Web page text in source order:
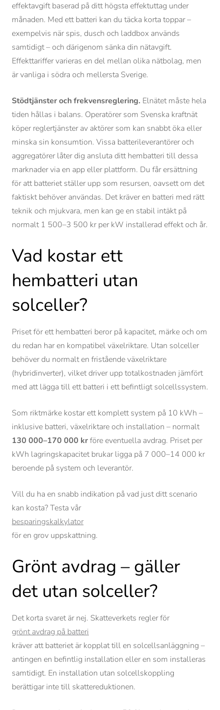
effektavgift baserad på ditt högsta effektuttag under
månaden. Med ett batteri kan du täcka korta toppar –
exempelvis när spis, dusch och laddbox används
samtidigt – och därigenom sänka din nätavgift.
Effekttariffer varieras en del mellan olika nätbolag, men
är vanliga i södra och mellersta Sverige.
Stödtjänster och frekvensreglering. Elnätet måste hela
tiden hållas i balans. Operatörer som Svenska kraftnät
köper reglertjänster av aktörer som kan snabbt öka eller
minska sin konsumtion. Vissa batterileverantörer och
aggregatörer låter dig ansluta ditt hembatteri till dessa
marknader via en app eller plattform. Du får ersättning
för att batteriet ställer upp som resursen, oavsett om det
faktiskt behöver användas. Det kräver en batteri med rätt
teknik och mjukvara, men kan ge en stabil intäkt på
normalt 1 500–3 500 kr per kW installerad effekt och år.
Vad kostar ett
hembatteri utan
solceller?
Priset för ett hembatteri beror på kapacitet, märke och om
du redan har en kompatibel växelriktare. Utan solceller
behöver du normalt en fristående växelriktare
(hybridinverter), vilket driver upp totalkostnaden jämfört
med att lägga till ett batteri i ett befintligt solcellssystem.
Som riktmärke kostar ett komplett system på 10 kWh –
inklusive batteri, växelriktare och installation – normalt
130 000–170 000 krföre eventuella avdrag. Priset per
kWh lagringskapacitet brukar ligga på 7 000–14 000 kr
beroende på system och leverantör.
Vill du ha en snabb indikation på vad just ditt scenario
kan kosta? Testa vår
besparingskalkylator
för en grov uppskattning.
Grönt avdrag – gäller
det utan solceller?
Det korta svaret är nej. Skatteverkets regler för
grönt avdrag på batteri
kräver att batteriet är kopplat till en solcellsanläggning –
antingen en befintlig installation eller en som installeras
samtidigt. En installation utan solcellskoppling
berättigar inte till skattereduktionen.